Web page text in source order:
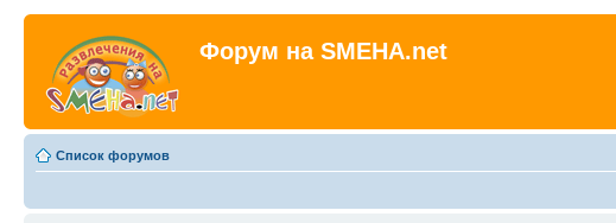
Форум на SMEHA.net
Список форумов